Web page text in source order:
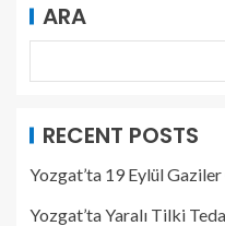
ARA
RECENT POSTS
Yozgat’ta 19 Eylül
Yozgat’ta Yaralı Tilki